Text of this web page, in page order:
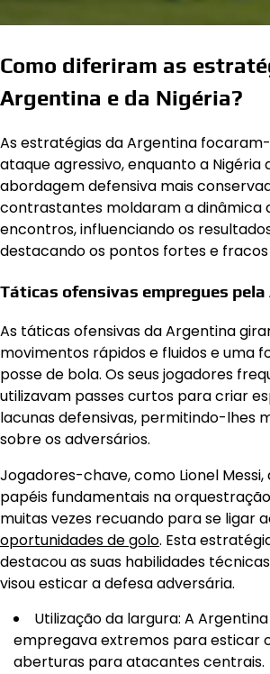
Como diferiram as
Argentina e da Nigéria?
As estratégias da Argentina
ataque agressivo, enquanto a Nigéria
abordagem defensiva mais
contrastantes moldaram a dinâmica
encontros, influenciando os
destacando os pontos fortes e fracos
Táticas ofensivas empregues
As táticas ofensivas da Argentina
movimentos rápidos e fluidos e uma
posse de bola. Os seus jogadores
utilizavam passes curtos para criar
lacunas defensivas, permitindo-lhes
sobre os adversários.
Jogadores-chave, como Lionel
papéis fundamentais na
muitas vezes recuando para se ligar
oportunidades de golo. Esta
destacou as suas habilidades
visou esticar a defesa adversária.
Utilização da largura: A
empregava extremos para esticar
aberturas para atacantes centrais.